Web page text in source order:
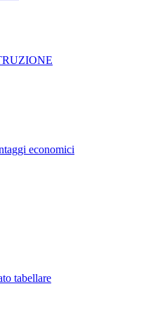
economici
tabellare